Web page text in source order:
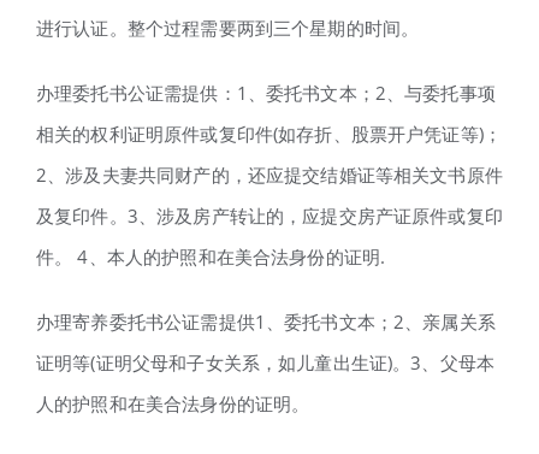
进行认证。整个过程需要两到三个星期的时间。
办理委托书公证需提供：1、委托书文本；2、与委托事项
相关的权利证明原件或复印件(如存折、股票开户凭证等)；
2、涉及夫妻共同财产的，还应提交结婚证等相关文书原件
及复印件。3、涉及房产转让的，应提交房产证原件或复印
件。 4、本人的护照和在美合法身份的证明.
办理寄养委托书公证需提供1、委托书文本；2、亲属关系
证明等(证明父母和子女关系，如儿童出生证)。3、父母本
人的护照和在美合法身份的证明。